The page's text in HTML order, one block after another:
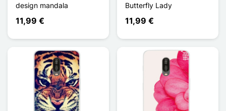
design mandala
11,99 €
Butterfly Lady
11,99 €